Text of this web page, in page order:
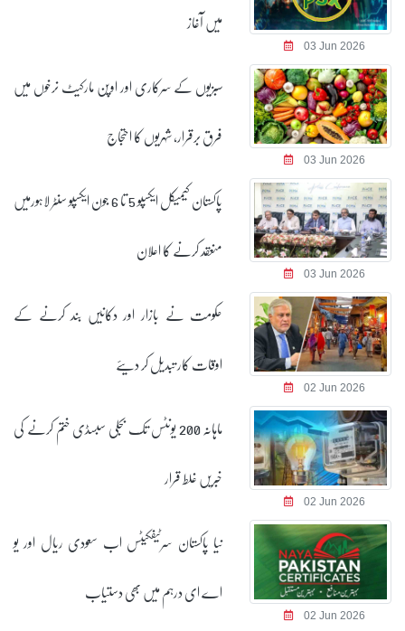
03 Jun 2026
میں آغاز
03 Jun 2026
سبزیوں کے سرکاری اور اوپن مارکیٹ نرخوں میں
فرق برقرار، شہریوں کا احتجاج
03 Jun 2026
پاکستان کیمیکل ایکسپو 5 تا 6 جون ایکسپو سنٹر لاہورمیں
منعقد کرنے کا اعلان
02 Jun 2026
حکومت نے بازار اور دکانیں بند کرنے کے
اوقات کار تبدیل کر دیئے
02 Jun 2026
ماہانہ 200 یونٹس تک بجلی سبسڈی ختم کرنے کی
خبریں غلط قرار
02 Jun 2026
نیا پاکستان سرٹیفکیٹس اب سعودی ریال اور یو
اے ای درہم میں بھی دستیاب